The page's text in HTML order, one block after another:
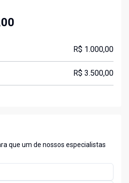
R$ 1.000,00
R$ 3.500,00
que um de nossos especialistas